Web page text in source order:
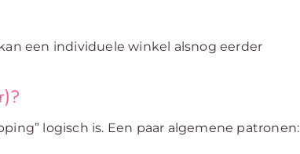
een individuele winkel alsnog eerder
logisch is. Een paar algemene patronen: